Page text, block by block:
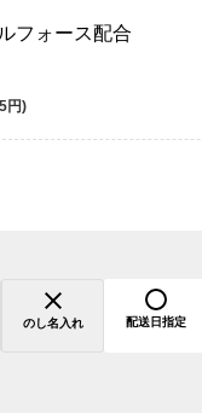
フォース配合
円)
のし名入れ 配送日指定